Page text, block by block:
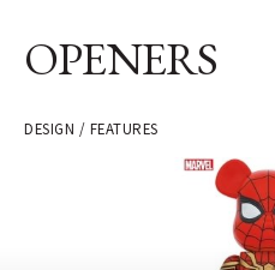
OPENERS
DESIGN / FEATURES